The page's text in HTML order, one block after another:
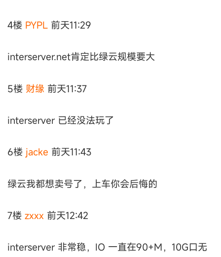
4楼 PYPL 前天11:29
interserver.net肯定比绿云规模要大
5楼 财缘 前天11:37
interserver 已经没法玩了
6楼 jacke 前天11:43
绿云我都想卖号了，上车你会后悔的
7楼 zxxx 前天12:42
interserver 非常稳，IO 一直在90+M，10G口无